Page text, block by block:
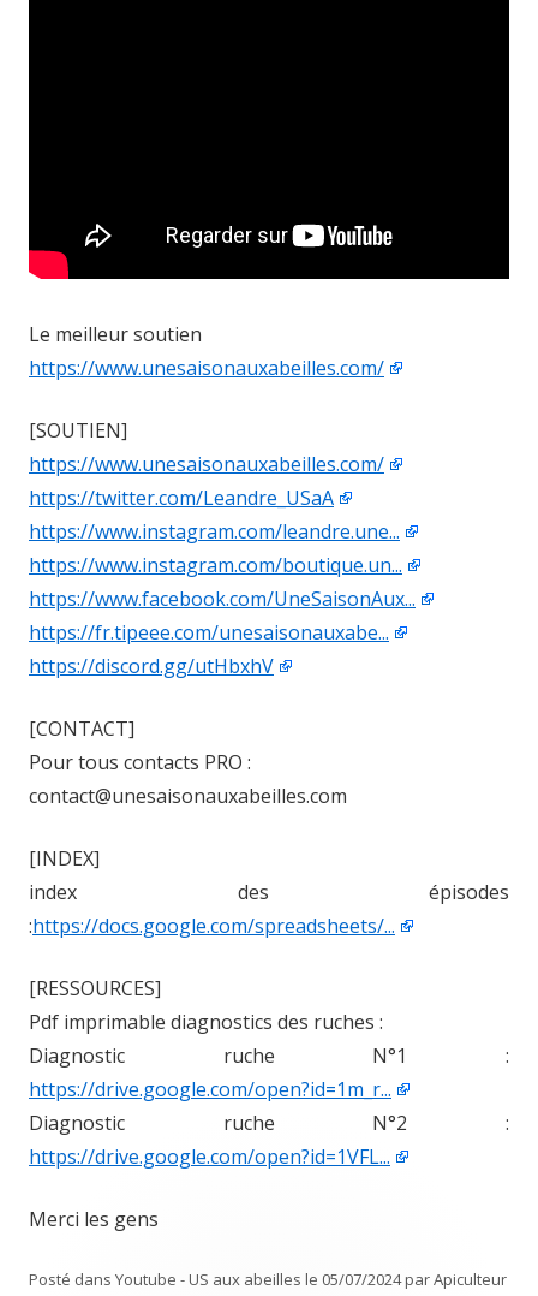
Le meilleur soutien
https://www.unesaisonauxabeilles.com/
[SOUTIEN]
https://www.unesaisonauxabeilles.com/
https://twitter.com/Leandre_USaA
https://www.instagram.com/leandre.une...
https://www.instagram.com/boutique.un...
https://www.facebook.com/UneSaisonAux...
https://fr.tipeee.com/unesaisonauxabe...
https://discord.gg/utHbxhV
[CONTACT]
Pour tous contacts PRO :
contact@unesaisonauxabeilles.com
[INDEX]
index des épisodes
:https://docs.google.com/spreadsheets/...
[RESSOURCES]
Pdf imprimable diagnostics des ruches :
Diagnostic ruche N°1 :
https://drive.google.com/open?id=1m_r...
Diagnostic ruche N°2 :
https://drive.google.com/open?id=1VFL...
Merci les gens
Posté dans Youtube - US aux abeilles le 05/07/2024parApiculteur